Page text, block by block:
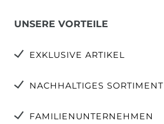
UNSERE VORTEILE
EXKLUSIVE ARTIKEL
NACHHALTIGES SORTIMENT
FAMILIENUNTERNEHMEN